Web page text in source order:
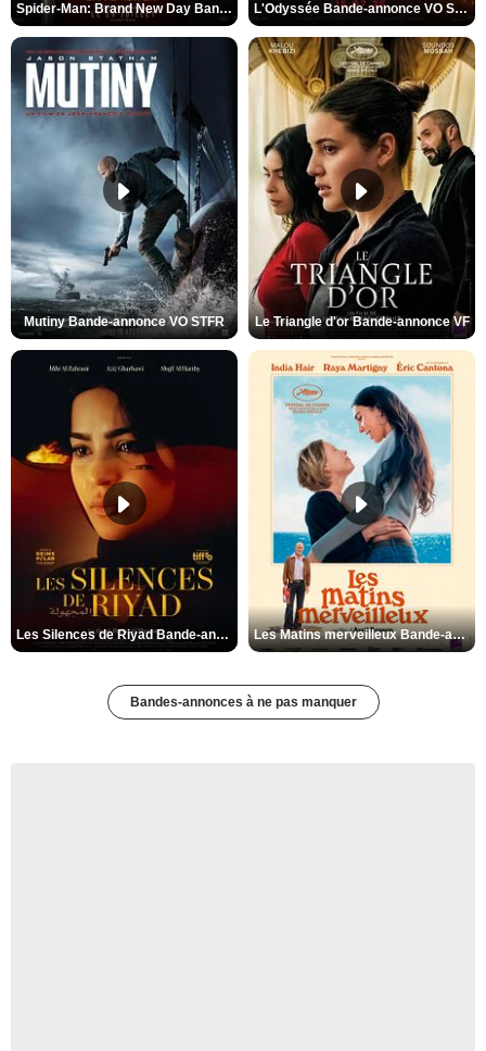
Spider-Man: Brand New Day Bande-annonce VO STFR L'Odyssée Bande-annonce VO STFR
Mutiny Bande-annonce VO STFR Le Triangle d'or Bande-annonce VF
Les Silences de Riyad Bande-annonce VO STFR Les Matins merveilleux Bande-annonce VF
Bandes-annonces à ne pas manquer